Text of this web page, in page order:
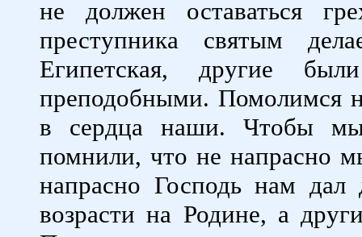
не должен оставаться
преступника святым
Египетская, другие
преподобными. Помолимся
в сердца наши. Чтобы мы
помнили, что не напрасно
напрасно Господь нам
возрасти на Родине, а